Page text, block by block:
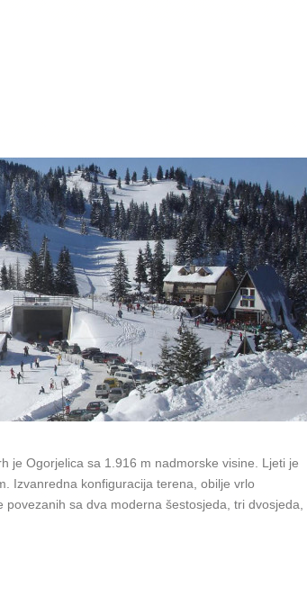
je Ogorjelica sa 1.916 m nadmorske visine. Ljeti je
Izvanredna konfiguracija terena, obilje vrlo
sa dva moderna šestosjeda, tri dvosjeda,